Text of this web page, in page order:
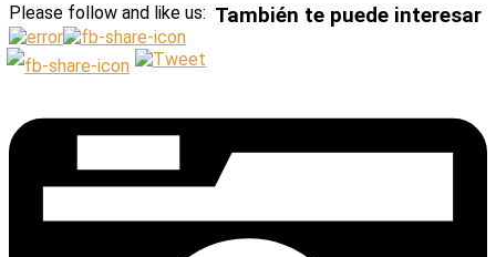
Please follow and like us: También te puede interesar